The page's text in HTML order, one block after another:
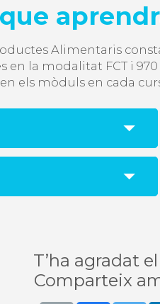
Alimentaris
en la modalitat FCT i
els mòduls en cada
T’ha agradat
Comparteix